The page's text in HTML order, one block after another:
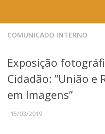
Home
Sobre a Prefeitura
Gestão atual
Missão e Valores
Divisões e Seções
COMUNICADO INTERNO
Exposição
Cidadão: “União e
em Imagens”
· 15/03/2019